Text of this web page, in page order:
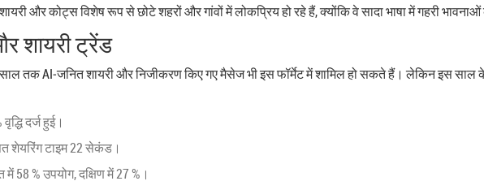
और कोट्स विशेष रूप से छोटे शहरों और गांवों में लोकप्रिय हो रहे हैं, क्योंकि वे सादा भाषा में गहरी
शायरी ट्रेंड
साल तक AI‑जनित शायरी और निजीकरण किए गए मैसेज भी इस फॉर्मेट में शामिल हो सकते हैं। लेकिन इस साल
दर्ज हुई।
शेयरिंग टाइम 22 सेकंड।
में 58 % उपयोग, दक्षिण में 27 %।